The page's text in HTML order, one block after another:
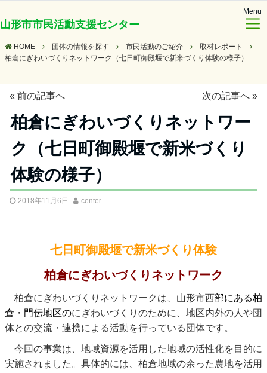
山形市市民活動支援センター
Menu
HOME 団体の情報を探す 市民活動のご紹介
取材レポート
柏倉にぎわいづくりネットワーク（七日町御殿堰で新米づくり体験の様子）
« 前の記事へ 次の記事へ »
柏倉にぎわいづくりネットワー
ク（七日町御殿堰で新米づくり
体験の様子）
2018年11月6日 center
七日町御殿堰で新米づくり体験
柏倉にぎわいづくりネットワーク
柏倉にぎわいづくりネットワークは、山形市西部にある柏
倉・門伝地区のにぎわいづくりのために、地区内外の人や団
体との交流・連携による活動を行っている団体です。
今回の事業は、地域資源を活用した地域の活性化を目的に
実施されました。具体的には、柏倉地域の余った農地を活用